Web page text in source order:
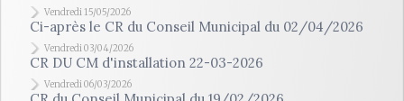
Vendredi 15/05/2026
Ci-après le CR du Conseil Municipal du 02/04/2026
Vendredi 03/04/2026
CR DU CM d'installation 22-03-2026
Vendredi 06/03/2026